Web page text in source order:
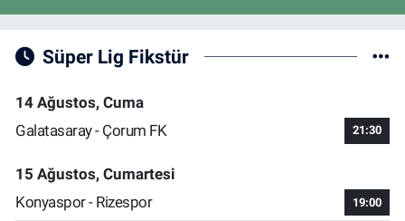
Süper Lig Fikstür
14 Ağustos, Cuma
Galatasaray - Çorum FK
21:30
15 Ağustos, Cumartesi
Konyaspor - Rizespor
19:00